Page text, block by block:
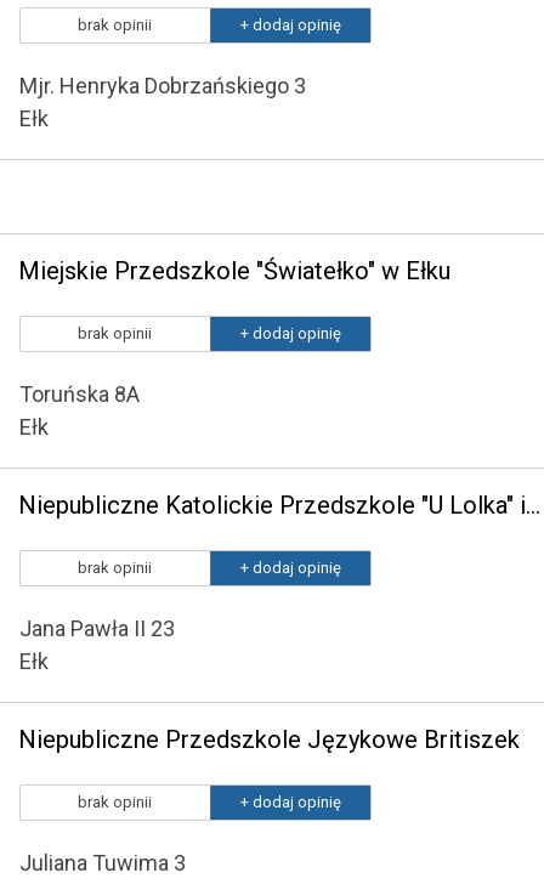
brak opinii + dodaj opinię
Mjr. Henryka Dobrzańskiego 3
Ełk
Miejskie Przedszkole "Światełko" w Ełku
brak opinii + dodaj opinię
Toruńska 8A
Ełk
Niepubliczne Katolickie Przedszkole "U Lolka" im. św. Jana Pawła II
brak opinii + dodaj opinię
Jana Pawła II 23
Ełk
Niepubliczne Przedszkole Językowe Britiszek
brak opinii + dodaj opinię
Juliana Tuwima 3